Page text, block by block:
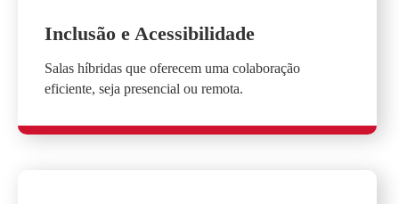
Inclusão e Acessibilidade
Salas híbridas que oferecem uma colaboração
eficiente, seja presencial ou remota.